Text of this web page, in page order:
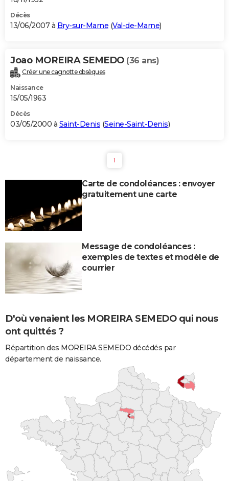
Décès
13/06/2007 à Bry-sur-Marne (Val-de-Marne)
Joao MOREIRA SEMEDO (36 ans)
Créer une cagnotte obsèques
Naissance
15/05/1963
Décès
03/05/2000 à Saint-Denis (Seine-Saint-Denis)
1
Carte de condoléances : envoyer
gratuitement une carte
Message de condoléances :
exemples de textes et modèle de
courrier
D'où venaient les MOREIRA SEMEDO qui nous
ont quittés ?
Répartition des MOREIRA SEMEDO décédés par
département de naissance.